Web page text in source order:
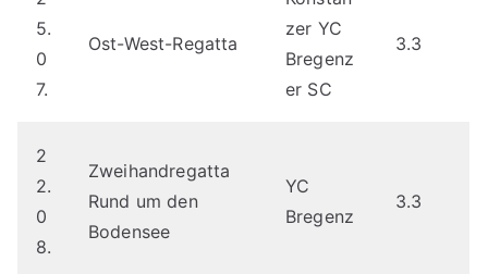
5.
0
7.
Ost-West-Regatta
zer YC
Bregenz
er SC
3.3
2
2.
0
8.
Zweihandregatta
Rund um den
Bodensee
YC
Bregenz
3.3